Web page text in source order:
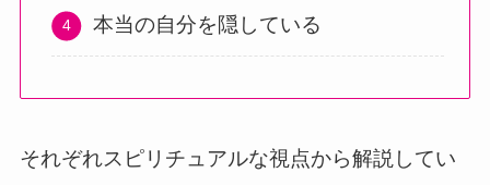
本当の自分を隠している
それぞれスピリチュアルな視点から解説してい